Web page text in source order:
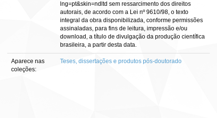
lng=pt&skin=ndltd sem ressarcimento dos direitos
autorais, de acordo com a Lei nº 9610/98, o texto
integral da obra disponibilizada, conforme permissões
assinaladas, para fins de leitura, impressão e/ou
download, a título de divulgação da produção científica
brasileira, a partir desta data.
Aparece nas
coleções:
Teses, dissertações e produtos pós-doutorado